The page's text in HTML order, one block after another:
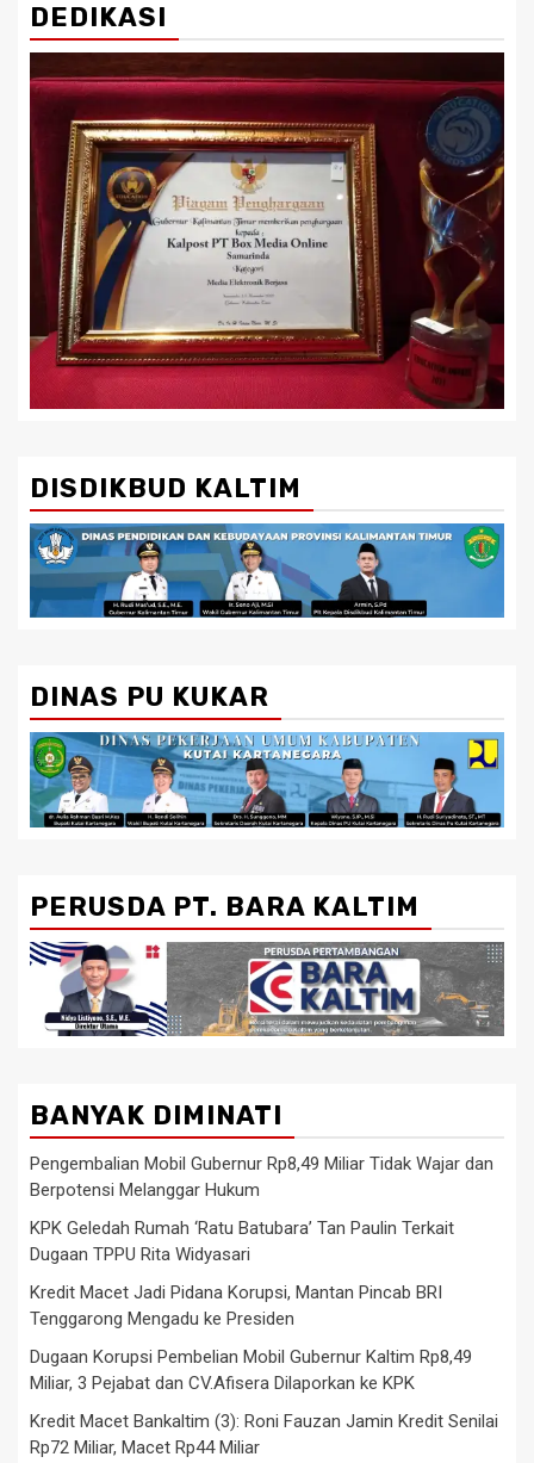
DEDIKASI
DISDIKBUD KALTIM
DINAS PU KUKAR
PERUSDA PT. BARA KALTIM
BANYAK DIMINATI
Pengembalian Mobil Gubernur Rp8,49 Miliar Tidak Wajar dan
Berpotensi Melanggar Hukum
KPK Geledah Rumah ‘Ratu Batubara’ Tan Paulin Terkait
Dugaan TPPU Rita Widyasari
Kredit Macet Jadi Pidana Korupsi, Mantan Pincab BRI
Tenggarong Mengadu ke Presiden
Dugaan Korupsi Pembelian Mobil Gubernur Kaltim Rp8,49
Miliar, 3 Pejabat dan CV.Afisera Dilaporkan ke KPK
Kredit Macet Bankaltim (3): Roni Fauzan Jamin Kredit Senilai
Rp72 Miliar, Macet Rp44 Miliar